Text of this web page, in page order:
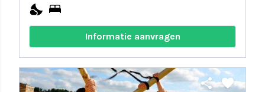
nights_stay bed
Informatie aanvragen
share favorite